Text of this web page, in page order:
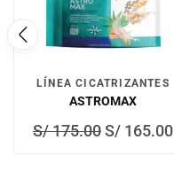
LÍNEA CICATRIZANTES
ASTROMAX
S/175.00S/ 165.00